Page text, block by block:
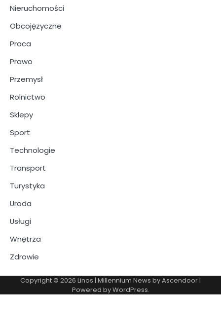
Nieruchomości
Obcojęzyczne
Praca
Prawo
Przemysł
Rolnictwo
Sklepy
Sport
Technologie
Transport
Turystyka
Uroda
Usługi
Wnętrza
Zdrowie
Copyright © 2026 Linos | Millennium News byAscendoor|
Powered byWordPress.